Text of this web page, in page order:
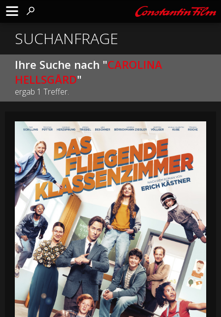
SUCHANFRAGE
Ihre Suche nach "CAROLINA
HELLSGÅRD"
ergab 1 Treffer.